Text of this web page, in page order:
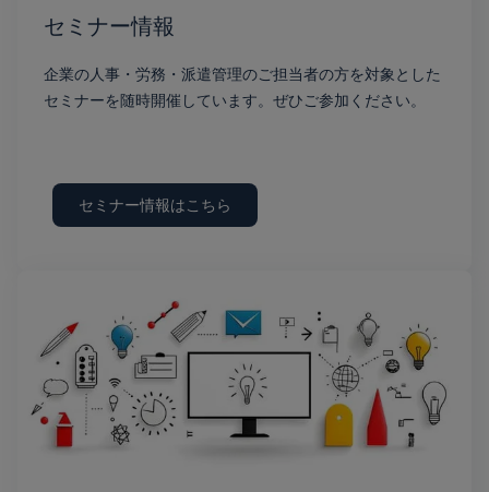
セミナー情報
企業の人事・労務・派遣管理のご担当者の方を対象とした
セミナーを随時開催しています。ぜひご参加ください。
セミナー情報はこちら